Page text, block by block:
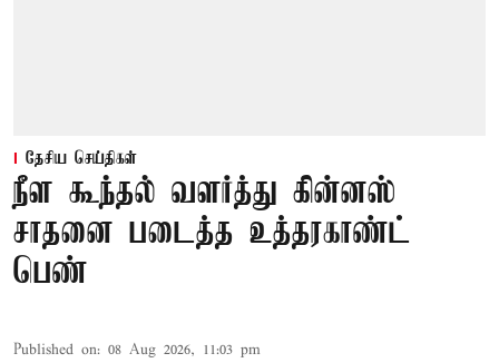
தேசிய செய்திகள்
நீள கூந்தல் வளர்த்து கின்னஸ்
சாதனை படைத்த உத்தரகாண்ட்
பெண்
Published on: 08 Aug 2026, 11:03 pm